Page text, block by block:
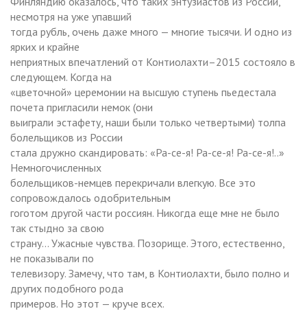
несмотря на уже упавший
тогда рубль, очень даже много — многие тысячи. И одно из
ярких и крайне
неприятных впечатлений от Контиолахти–2015 состояло в
следующем. Когда на
«цветочной» церемонии на высшую ступень пьедестала
почета пригласили немок (они
выиграли эстафету, наши были только четвертыми) толпа
болельщиков из России
стала дружно скандировать: «Ра-се-я! Ра-се-я! Ра-се-я!..»
Немногочисленных
болельщиков-немцев перекричали влегкую. Все это
сопровождалось одобрительным
гоготом другой части россиян. Никогда еще мне не было
так стыдно за свою
страну… Ужасные чувства. Позорище. Этого, естественно,
не показывали по
телевизору. Замечу, что там, в Контиолахти, было полно и
других подобного рода
примеров. Но этот — круче всех.